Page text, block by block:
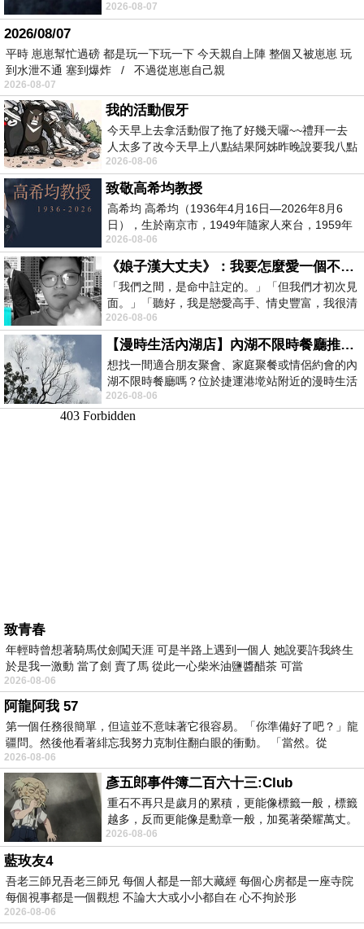
個人整整齊齊地站在鏡框之外，如同
2026-08-07
2026/08/07
平時 崽崽幫忙過磅 都是玩一下玩一下 今天親自上陣 整個又被崽崽 玩
到水泄不通 塞到爆炸 / 不過從崽崽自己親
2026-08-07
我的活動假牙
今天早上去拿活動假了拖了好幾天囉~~禮拜一去
人太多了改今天早上八點結果阿姊昨晚說要我八點
去西螺農會~回到莿桐都8點半多了
2026-08-06
致敬高希均教授
高希均 高希均（1936年4月16日—2026年8月6
日），生於南京市，1949年隨家人來台，1959年
赴美深造並取得經濟發展博士學位。曾任
2026-08-06
《娘子漢大丈夫》：我要怎麼愛一個不存在的人？
「我們之間，是命中註定的。」「但我們才初次見
面。」「聽好，我是戀愛高手、情史豐富，我很清
楚這種感覺，你我之間的那種感覺，現
2026-08-06
【漫時生活內湖店】內湖不限時餐廳推薦｜捷運港墘站美食，聚餐、約會、家庭聚會首選，正餐甜點一次滿足
想找一間適合朋友聚會、家庭聚餐或情侶約會的內
湖不限時餐廳嗎？位於捷運港墘站附近的漫時生活
內湖店，從捷運站步行約4分鐘即可抵
2026-08-06
致青春
年輕時曾想著騎馬仗劍闖天涯 可是半路上遇到一個人 她說要許我終生
於是我一激動 當了劍 賣了馬 從此一心柴米油鹽醬醋茶 可當
2026-08-06
阿龍阿我 57
第一個任務很簡單，但這並不意味著它很容易。「你準備好了吧？」龍
疆問。然後他看著緋忘我努力克制住翻白眼的衝動。 「當然。從
2026-08-06
彥五郎事件簿二百六十三:Club
重石不再只是歲月的累積，更能像標籤一般，標籤
越多，反而更能像是勳章一般，加冕著榮耀萬丈。
習慣一如縱容，成了再難輕輕放下的罪證
2026-08-06
藍玫友4
吾老三師兄吾老三師兄 每個人都是一部大藏經 每個心房都是一座寺院
每個視事都是一個觀想 不論大大或小小都自在 心不拘於形
2026-08-06